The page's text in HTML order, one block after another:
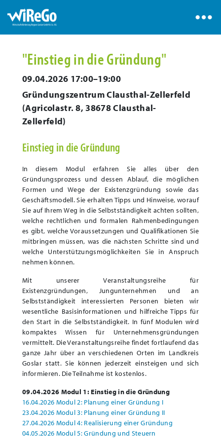
"Einstieg in die Gründung"
09.04.2026 17:00–19:00
Gründungszentrum Clausthal-Zellerfeld
(Agricolastr. 8, 38678 Clausthal-
Zellerfeld)
Einstieg in die Gründung
In diesem Modul erfahren Sie alles über den
Gründungsprozess und dessen Ablauf, die möglichen
Formen und Wege der Existenzgründung sowie das
Geschäftsmodell. Sie erhalten Tipps und Hinweise, worauf
Sie auf Ihrem Weg in die Selbstständigkeit achten sollten,
welche rechtlichen und formalen Rahmenbedingungen
es gibt, welche Voraussetzungen und Qualifikationen Sie
mitbringen müssen, was die nächsten Schritte sind und
welche Unterstützungsmöglichkeiten Sie in Anspruch
nehmen können.
Mit unserer Veranstaltungsreihe für
Existenzgründungen, Jungunternehmen und an
Selbstständigkeit interessierten Personen bieten wir
wesentliche Basisinformationen und hilfreiche Tipps für
den Start in die Selbstständigkeit. In fünf Modulen wird
kompaktes Wissen für Unternehmensgründungen
vermittelt. Die Veranstaltungsreihe findet fortlaufend das
ganze Jahr über an verschiedenen Orten im Landkreis
Goslar statt. Sie können jederzeit einsteigen und sich
informieren. Die Teilnahme ist kostenlos.
09.04.2026 Modul 1: Einstieg in die Gründung
16.04.2026 Modul 2: Planung einer Gründung I
23.04.2026 Modul 3: Planung einer Gründung II
27.04.2026 Modul 4: Realisierung einer Gründung
04.05.2026 Modul 5: Gründung und Steuern